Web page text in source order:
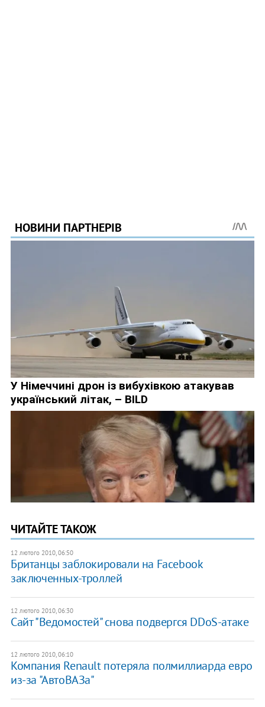
ЧИТАЙТЕ ТАКОЖ
12 лютого 2010, 06:50
Британцы заблокировали на Facebook
заключенных-троллей
12 лютого 2010, 06:30
Сайт "Ведомостей" снова подвергся DDoS-атаке
12 лютого 2010, 06:10
Компания Renault потеряла полмиллиарда евро
из-за "АвтоВАЗа"